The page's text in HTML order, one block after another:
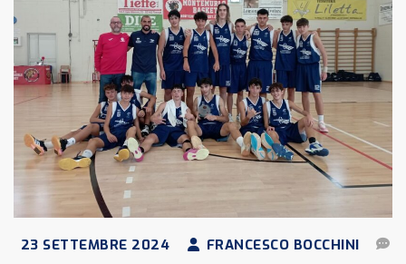
23 SETTEMBRE 2024 FRANCESCO BOCCHINI